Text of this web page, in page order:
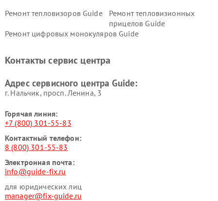
Ремонт тепловизоров Guide
Ремонт тепловизионных
прицелов Guide
Ремонт цифровых монокуляров Guide
Контакты сервис центра
Адрес сервисного центра Guide:
г. Нальчик, просп. Ленина, 3
Горячая линия:
+7 (800) 301-55-83
Контактный телефон:
8 (800) 301-55-83
Электронная почта:
info@guide-fix.ru
для юридических лиц
manager@fix-guide.ru